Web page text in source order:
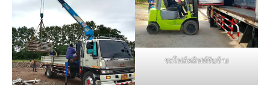
รถโฟล์คลิฟท์รับจ้าง